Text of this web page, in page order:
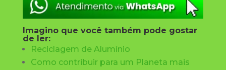
Imagino que você também pode gostar
de ler:
Reciclagem de Alumínio
Como contribuir para um Planeta mais